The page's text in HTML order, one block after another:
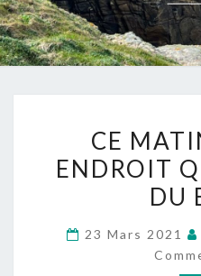
CE
ENDROIT
DU
23 Mars 2021